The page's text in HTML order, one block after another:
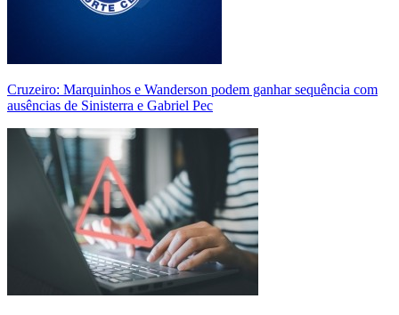
Cruzeiro: Marquinhos e Wanderson podem ganhar sequência com
ausências de Sinisterra e Gabriel Pec